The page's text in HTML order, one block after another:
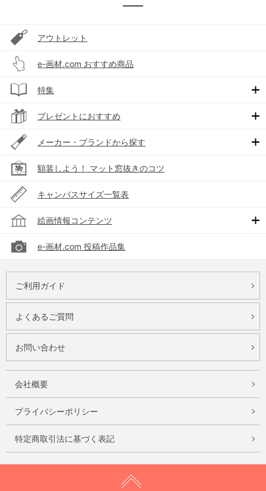
アウトレット
e-画材.com おすすめ商品
特集
プレゼントにおすすめ
メーカー・ブランドから探す
額装しよう！ マット窓抜きのコツ
キャンバスサイズ一覧表
絵画情報コンテンツ
e-画材.com 投稿作品集
ご利用ガイド
よくあるご質問
お問い合わせ
会社概要
プライバシーポリシー
特定商取引法に基づく表記